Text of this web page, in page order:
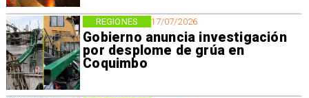
17/07/2026
Gobierno anuncia investigación
por desplome de grúa en
Coquimbo
REGIONES